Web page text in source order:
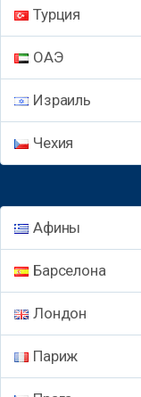
Турция
ОАЭ
Израиль
Чехия
Афины
Барселона
Лондон
Париж